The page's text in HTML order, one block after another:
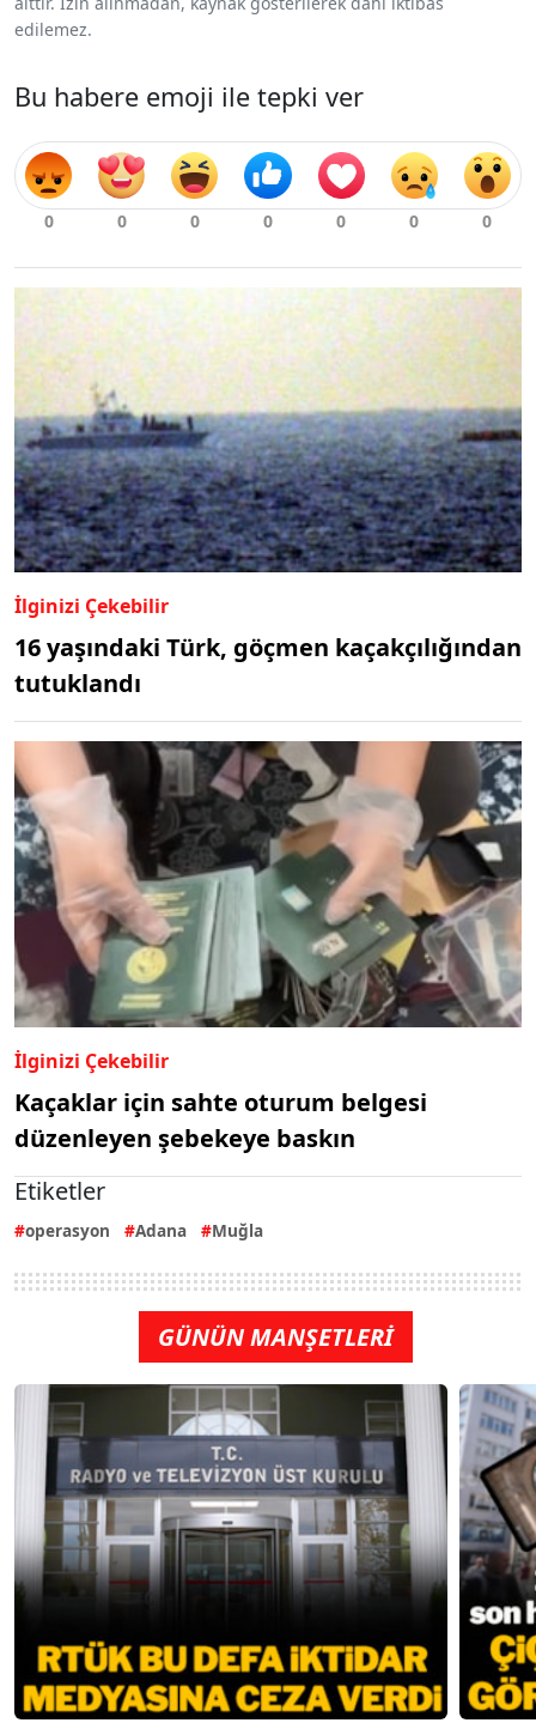
edilemez.
Bu habere emoji ile tepki ver
İlginizi Çekebilir
16 yaşındaki Türk, göçmen kaçakçılığından
tutuklandı
İlginizi Çekebilir
Kaçaklar için sahte oturum belgesi
düzenleyen şebekeye baskın
Etiketler
operasyon Adana Muğla
GÜNÜN MANŞETLERİ